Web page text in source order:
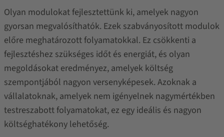
Olyan modulokat fejlesztettünk ki, amelyek nagyon
gyorsan megvalósíthatók. Ezek szabványosított modulok
előre meghatározott folyamatokkal. Ez csökkenti a
fejlesztéshez szükséges időt és energiát, és olyan
megoldásokat eredményez, amelyek költség
szempontjából nagyon versenyképesek. Azoknak a
vállalatoknak, amelyek nem igényelnek nagymértékben
testreszabott folyamatokat, ez egy ideális és nagyon
költséghatékony lehetőség.